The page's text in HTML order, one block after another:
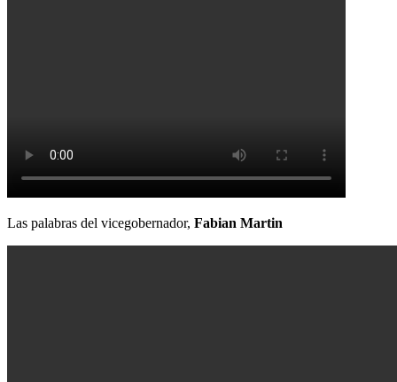
Las palabras del vicegobernador, Fabian Martin